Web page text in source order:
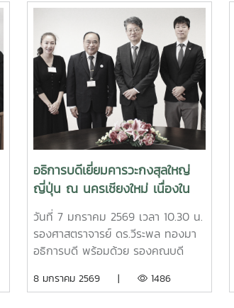
เสร็จสิ้นการฝึกอบรมเตรียมความ
พร้อมฯ ผู้รับทุนจะเข้าศึกษาต่อใน
มหาวิทยาลัยของแต่ละบุคคลต่อไป
Chi Hsu รองอธิการบดี Chaoyang
University of Technology, Dr. Ru-
Chu Shih ผู้อำนวยการกอง
วิเทศสัมพันธ์ National Pingtung
University of Science and
Technology พร้อมผู้บริหารและผู้
จัดการโครงการ Taiwan-Thailand
INTECT Base ในโอกาสเยือน
มหาวิทยาลัยแม่โจ้เพื่อหารือความร่วม
มือทางวิชาการในการจัดตั้งฐานปฏิบัติ
การ Taiwan-Thailand INTECT
Base ณ มหาวิทยาลัยแม่โจ้ จังหวัด
เชียงใหม่ โดยจะเป็นศูนย์กลางการแลก
เปลี่ยนความรู้ เทคโนโลยี และการ
พัฒนาบุคลากรให้สอดคล้องกับความ
ประเทศในปัจจุบัน ซึ่งมีเป้าหมายเพื่อ
อธิการบดีเยี่ยมคารวะกงสุลใหญ่
ญี่ปุ่น ณ นครเชียงใหม่ เนื่องใน
โอกาสสวัสดีปีใหม่ 2569
วันที่ 7 มกราคม 2569 เวลา 10.30 น.
รองศาสตราจารย์ ดร.วีระพล ทองมา
อธิการบดี พร้อมด้วย รองคณบดี
วิเทศสัมพันธ์ เข้าพบ คุณฮาราดะ มา
8 มกราคม 2569 | 1486